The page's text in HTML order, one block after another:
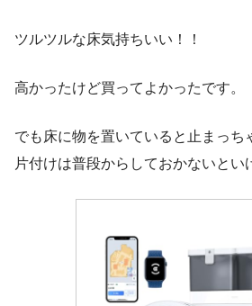
ツルツルな床気持ちいい！！
高かったけど買ってよかったです。
でも床に物を置いていると止まっち
片付けは普段からしておかないとい